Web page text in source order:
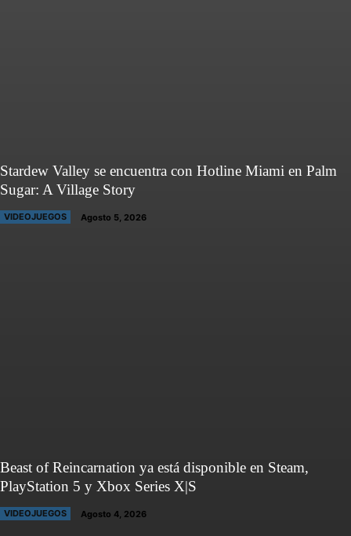
Stardew Valley se encuentra con Hotline Miami en Palm
Sugar: A Village Story
VIDEOJUEGOS Agosto 5, 2026
Beast of Reincarnation ya está disponible en Steam,
PlayStation 5 y Xbox Series X|S
VIDEOJUEGOS Agosto 4, 2026